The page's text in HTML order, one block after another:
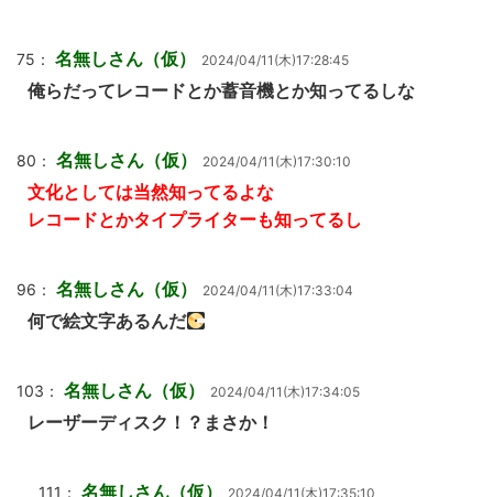
75： 名無しさん（仮） 2024/04/11(木)17:28:45
俺らだってレコードとか蓄音機とか知ってるしな
80： 名無しさん（仮） 2024/04/11(木)17:30:10
文化としては当然知ってるよな
レコードとかタイプライターも知ってるし
96： 名無しさん（仮） 2024/04/11(木)17:33:04
何で絵文字あるんだ
103： 名無しさん（仮） 2024/04/11(木)17:34:05
レーザーディスク！？まさか！
111： 名無しさん（仮） 2024/04/11(木)17:35:10